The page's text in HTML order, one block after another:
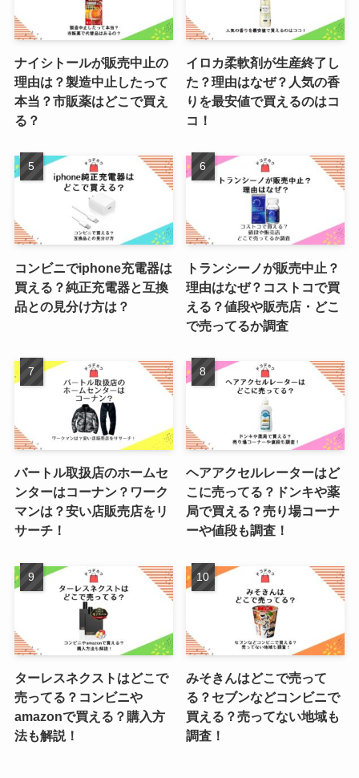
ナイシトールが販売中止の
理由は？製造中止したって
本当？市販薬はどこで買え
る？
イロカ柔軟剤が生産終了し
た？理由はなぜ？人気の香
りを最安値で買えるのはコ
コ！
コンビニでiphone充電器は
買える？純正充電器と互換
品との見分け方は？
トランシーノが販売中止？
理由はなぜ？コストコで買
える？値段や販売店・どこ
で売ってるか調査
バートル取扱店のホームセ
ンターはコーナン？ワーク
マンは？安い店販売店をリ
サーチ！
ヘアアクセルレーターはど
こに売ってる？ドンキや薬
局で買える？売り場コーナ
ーや値段も調査！
ターレスネクストはどこで
売ってる？コンビニや
amazonで買える？購入方
法も解説！
みそきんはどこで売って
る？セブンなどコンビニで
買える？売ってない地域も
調査！